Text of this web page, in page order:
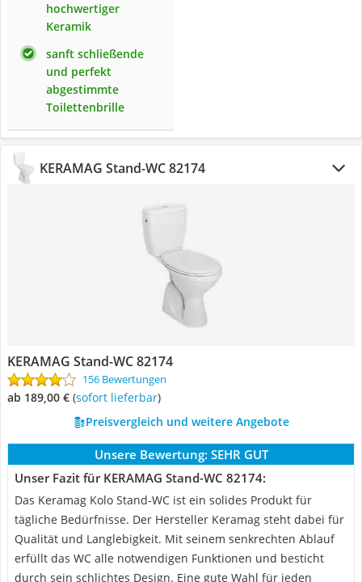
hochwertiger
Keramik
sanft schließende
und perfekt
abgestimmte
Toilettenbrille
KERAMAG Stand-WC 82174
KERAMAG Stand-WC 82174
156 Bewertungen
ab 189,00 € ( Sofort lieferbar)
Preisvergleich und weitere Angebote
Unsere Bewertung: SEHR GUT
Unser Fazit für KERAMAG Stand-WC 82174:
Das Keramag Kolo Stand-WC ist ein solides Produkt für
tägliche Bedürfnisse. Der Hersteller Keramag steht dabei für
Qualität und Langlebigkeit. Mit seinem senkrechten Ablauf
erfüllt das WC alle notwendigen Funktionen und besticht
durch sein schlichtes Design. Eine gute Wahl für jeden